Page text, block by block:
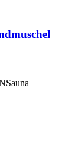
Sauna